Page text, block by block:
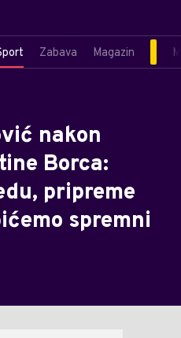
Zabava Magazin
nakon
Borca:
pripreme
spremni